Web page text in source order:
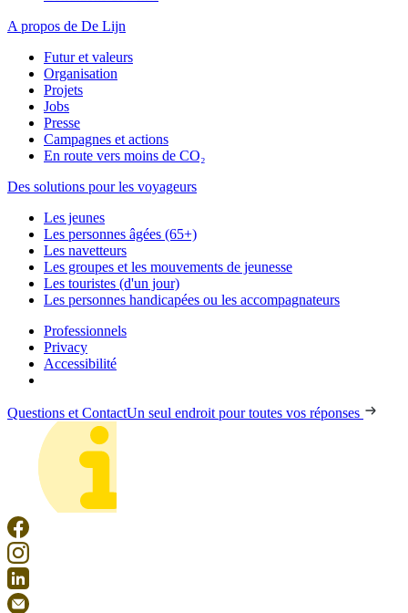
A propos de De Lijn
Futur et valeurs
Organisation
Projets
Jobs
Presse
Campagnes et actions
En route vers moins de CO₂
Des solutions pour les voyageurs
Les jeunes
Les personnes âgées (65+)
Les navetteurs
Les groupes et les mouvements de jeunesse
Les touristes (d'un jour)
Les personnes handicapées ou les accompagnateurs
Professionnels
Privacy
Accessibilité
Questions et ContactUn seul endroit pour toutes vos réponses